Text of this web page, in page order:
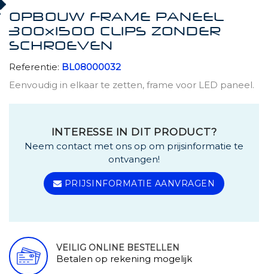
OPBOUW FRAME PANEEL
300x1500 CLIPS ZONDER
SCHROEVEN
Referentie: BL08000032
Eenvoudig in elkaar te zetten, frame voor LED paneel.
INTERESSE IN DIT PRODUCT?
Neem contact met ons op om prijsinformatie te
ontvangen!
PRIJSINFORMATIE AANVRAGEN
VEILIG ONLINE BESTELLEN
Betalen op rekening mogelijk